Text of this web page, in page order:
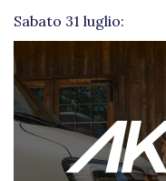
Sabato 31 luglio: